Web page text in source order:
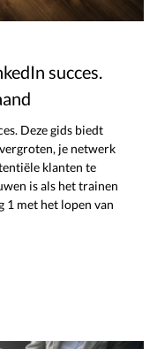
succes.
Deze gids biedt
je netwerk
klanten te
is als het trainen
1 met het lopen van